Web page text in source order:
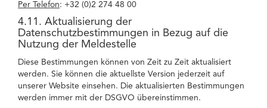
Per Telefon: +32 (0)2 274 48 00
4.11. Aktualisierung der
Datenschutzbestimmungen in Bezug auf die
Nutzung der Meldestelle
Diese Bestimmungen können von Zeit zu Zeit aktualisiert
werden. Sie können die aktuellste Version jederzeit auf
unserer Website einsehen. Die aktualisierten Bestimmungen
werden immer mit der DSGVO übereinstimmen.